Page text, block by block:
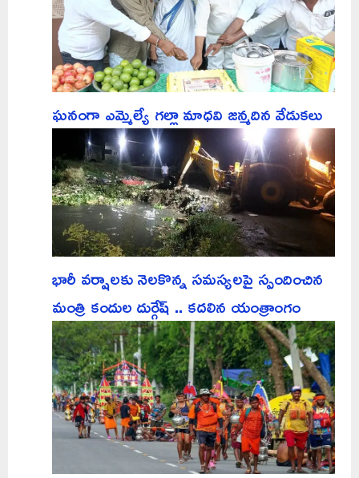
ఘనంగా ఎమ్మెల్యే గల్లా మాధవి జన్మదిన వేడుకలు
భారీ వర్షాలకు నెలకొన్న సమస్యలపై స్పందించిన
మంత్రి కందుల దుర్గేష్ .. కదలిన యంత్రాంగం